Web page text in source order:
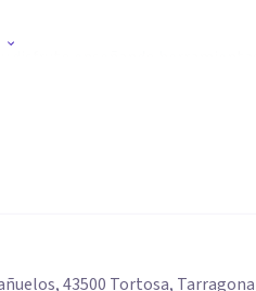
y disfruto enseñando
fobias, trauma, dificultades
Autònoma de Barcelona, con
y bioenérgeticas. Postgrado
43500 Tortosa, Tarragona